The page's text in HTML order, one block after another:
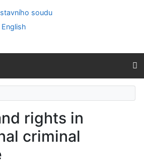
přístupnosti
English
rights in
criminal